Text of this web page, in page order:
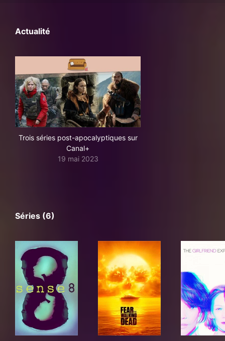
Actualité
Trois séries post-apocalyptiques sur
Canal+
19 mai 2023
Séries (6)